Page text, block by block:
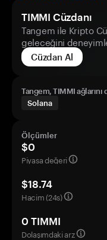
TIMMI Cüzdanı
Tangem ile Kripto
geleceğini
Cüzdan Al
Tangem, TIMMI ağlarını
Solana
Ölçümler
$0
Piyasa değeri
$18.74
Hacim (24s)
0 TIMMI
Dolaşımdaki arz